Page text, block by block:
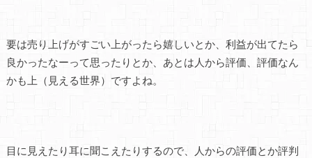
要は売り上げがすごい上がったら嬉しいとか、利益が出てたら
良かったなーって思ったりとか、あとは人から評価、評価なん
かも上（見える世界）ですよね。
目に見えたり耳に聞こえたりするので、人からの評価とか評判